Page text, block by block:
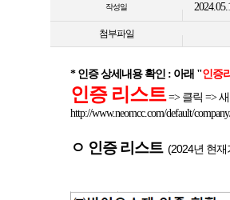
작성일
첨부파일
* 인증 상세내용 확인 : 아래 "인증
인증 리스트=> 클릭 =>
http://www.neomcc.com/default/
ㅇ 인증 리스트(2024년 현재